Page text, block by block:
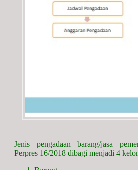
Jenis pengadaan barang/jasa
Perpres 16/2018 dibagi menjadi 4